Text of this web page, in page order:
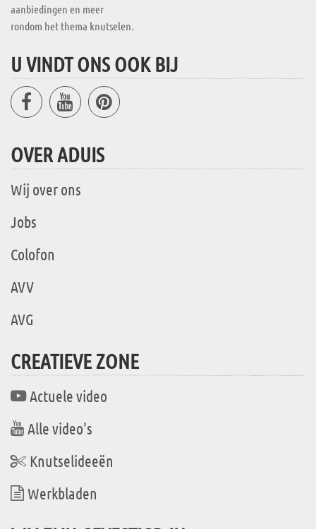
aanbiedingen en meer
rondom het thema knutselen.
U VINDT ONS OOK BIJ
OVER ADUIS
Wij over ons
Jobs
Colofon
AVV
AVG
CREATIEVE ZONE
Actuele video
Alle video's
Knutselideeën
Werkbladen